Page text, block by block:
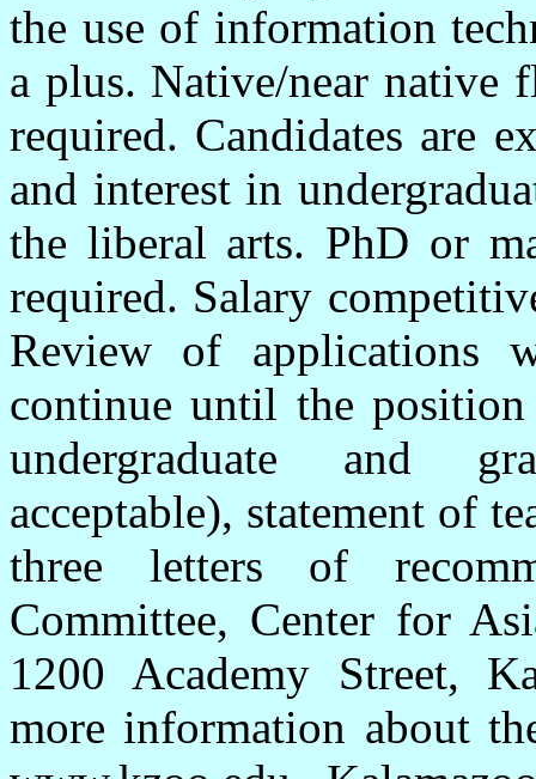
the use of information
a plus. Native/near native
required. Candidates are
and interest in
the liberal arts. PhD or
required. Salary
Review of applications
continue until the
undergraduate and
acceptable), statement of
three letters of
Committee, Center for
1200 Academy Street,
more information about